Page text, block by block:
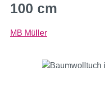
100 cm
MB Müller
Bildergalerie überspringen